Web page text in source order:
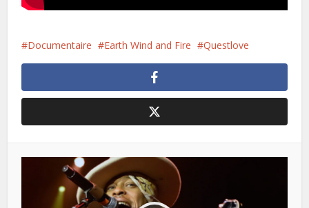
Documentaire Earth Wind and Fire Questlove